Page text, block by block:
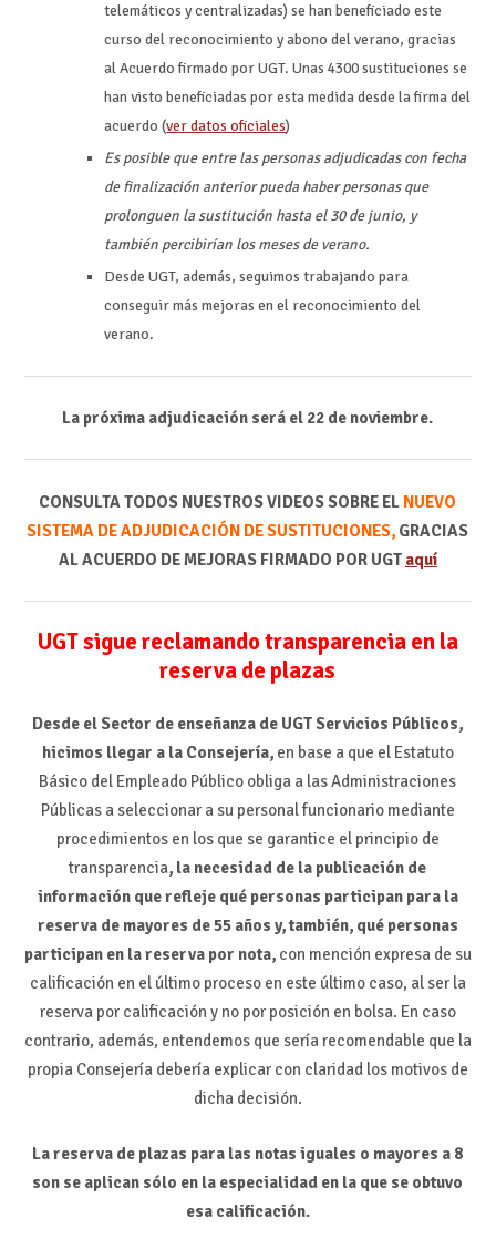
telemáticos y centralizadas) se han beneficiado este
curso del reconocimiento y abono del verano, gracias
al Acuerdo firmado por UGT. Unas 4300 sustituciones se
han visto beneficiadas por esta medida desde la firma del
acuerdo (ver datos oficiales)
Es posible que entre las personas adjudicadas con fecha
de finalización anterior pueda haber personas que
prolonguen la sustitución hasta el 30 de junio, y
también percibirían los meses de verano.
Desde UGT, además, seguimos trabajando para
conseguir más mejoras en el reconocimiento del
verano.
La próxima adjudicación será el 22 de noviembre.
CONSULTA TODOS NUESTROS VIDEOS SOBRE EL NUEVO
SISTEMA DE ADJUDICACIÓN DE SUSTITUCIONES, GRACIAS
AL ACUERDO DE MEJORAS FIRMADO POR UGT aquí
UGT sigue reclamando transparencia en la
reserva de plazas
Desde el Sector de enseñanza de UGT Servicios Públicos,
hicimos llegar a la Consejería, en base a que el Estatuto
Básico del Empleado Público obliga a las Administraciones
Públicas a seleccionar a su personal funcionario mediante
procedimientos en los que se garantice el principio de
transparencia, la necesidad de la publicación de
información que refleje qué personas participan para la
reserva de mayores de 55 años y, también, qué personas
participan en la reserva por nota, con mención expresa de su
calificación en el último proceso en este último caso, al ser la
reserva por calificación y no por posición en bolsa. En caso
contrario, además, entendemos que sería recomendable que la
propia Consejería debería explicar con claridad los motivos de
dicha decisión.
La reserva de plazas para las notas iguales o mayores a 8
son se aplican sólo en la especialidad en la que se obtuvo
esa calificación.